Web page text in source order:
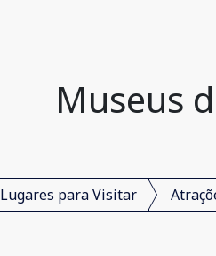
Museus
Lugares para Visitar